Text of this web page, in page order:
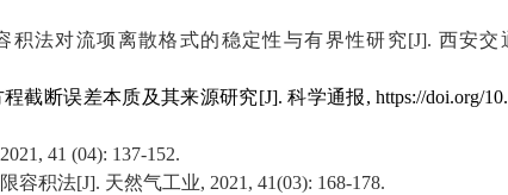
积法对流项离散格式的稳定性与有界性研究[J]. 西安交
截断误差本质及其来源研究[J].科学通报, https://doi.org/
41 (04): 137-152.
容积法[J]. 天然气工业, 2021, 41(03): 168-178.